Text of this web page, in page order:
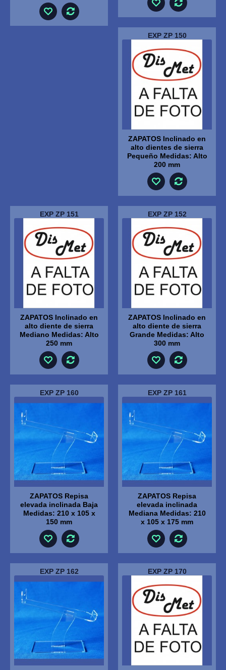
EXP ZP 150
ZAPATOS Inclinado en
alto dientes de sierra
Pequeño Medidas: Alto
200 mm
EXP ZP 151
ZAPATOS Inclinado en
alto diente de sierra
Mediano Medidas: Alto
250 mm
EXP ZP 152
ZAPATOS Inclinado en
alto diente de sierra
Grande Medidas: Alto
300 mm
EXP ZP 160
ZAPATOS Repisa
elevada inclinada Baja
Medidas: 210 x 105 x
150 mm
EXP ZP 161
ZAPATOS Repisa
elevada inclinada
Mediana Medidas: 210
x 105 x 175 mm
EXP ZP 162 EXP ZP 170